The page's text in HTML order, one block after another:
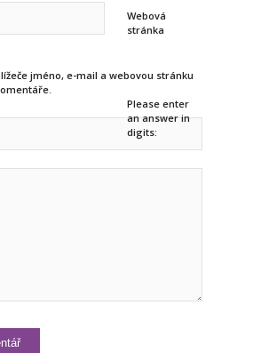
Webová
stránka
jméno, e-mail a webovou stránku
Please enter
an answer in
digits: